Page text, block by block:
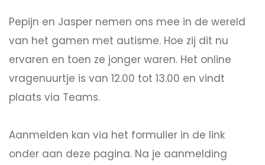
Pepijn en Jasper nemen ons mee in de wereld
van het gamen met autisme. Hoe zij dit nu
ervaren en toen ze jonger waren. Het online
vragenuurtje is van 12.00 tot 13.00 en vindt
plaats via Teams.
Aanmelden kan via het formulier in de link
onder aan deze pagina. Na je aanmelding